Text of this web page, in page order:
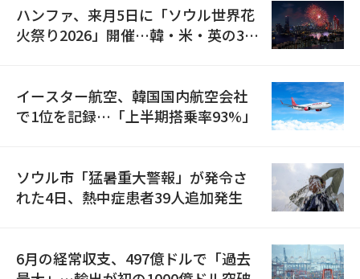
ハンファ、来月5日に「ソウル世界花
火祭り2026」開催…韓・米・英の3カ
イースター航空、韓国国内航空会社
で1位を記録…「上半期搭乗率93%」
ソウル市「猛暑重大警報」が発令さ
れた4日、熱中症患者39人追加発生
6月の経常収支、497億ドルで「過去